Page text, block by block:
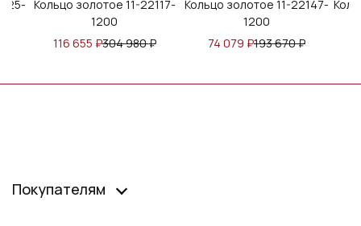
Кольцо золотое 11-22117-
1200
116 655 ₽304 980₽
Кольцо золотое 11-22147-
1200
74 079 ₽193 670₽
Покупателям